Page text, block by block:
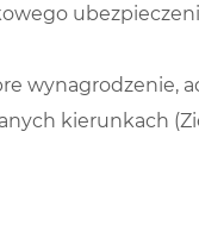
wynagrodzenie,
kierunkach